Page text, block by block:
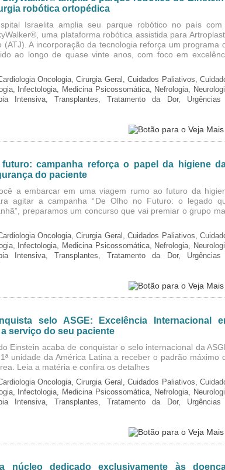
robótica ortopédica
Israelita amplia seu parque robótico no país
uma plataforma robótica assistida para
(ATJ). A incorporação da tecnologia reforça um programa
ao longo de quase vinte anos, com foco em
Oncologia, Cirurgia Geral, Cuidados Paliativos,
Infectologia, Medicina Psicossomática, Nefrologia,
Intensiva, Transplantes, Tratamento da Dor,
campanha reforça o papel da higiene
do paciente
a embarcar em uma viagem rumo ao futuro da
agitar a campanha “De Olho no Futuro: o legado
preparamos um concurso que vai premiar o grupo
Oncologia, Cirurgia Geral, Cuidados Paliativos,
Infectologia, Medicina Psicossomática, Nefrologia,
Intensiva, Transplantes, Tratamento da Dor,
selo ASGE: Excelência Internacional
serviço do seu paciente
Einstein acaba de conquistar o selo internacional da
unidade da América Latina a receber o padrão máximo
Leia a matéria e confira os detalhes
Oncologia, Cirurgia Geral, Cuidados Paliativos,
Infectologia, Medicina Psicossomática, Nefrologia,
Intensiva, Transplantes, Tratamento da Dor,
núcleo dedicado exclusivamente às